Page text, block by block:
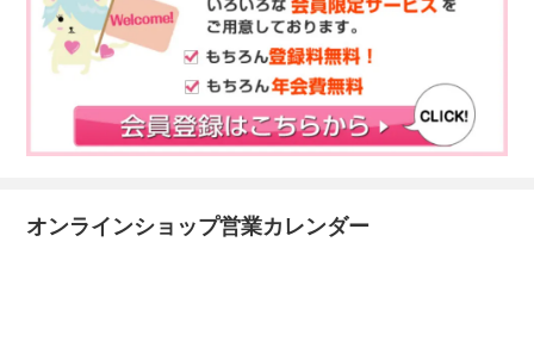
オンラインショップ営業カレンダー